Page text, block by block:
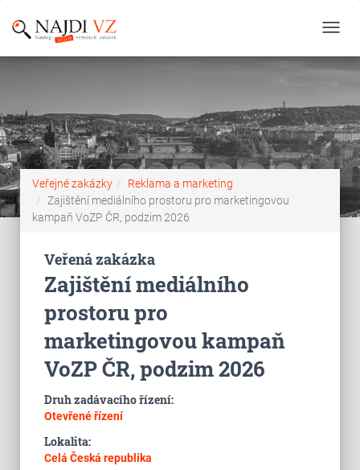
Veřejné zakázky
Reklama a marketing
Zajištění mediálního prostoru pro marketingovou
kampaň VoZP ČR, podzim 2026
Veřená zakázka
Zajištění mediálního
prostoru pro
marketingovou kampaň
VoZP ČR, podzim 2026
Druh zadávacího řízení:
Otevřené řízení
Lokalita:
Celá Česká republika